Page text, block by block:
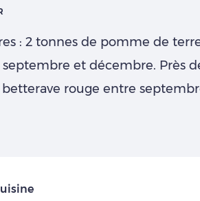
: 2 tonnes de pomme de
et décembre. Près
betterave rouge entre